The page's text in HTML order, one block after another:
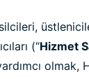
(“Hizmet
olmak,